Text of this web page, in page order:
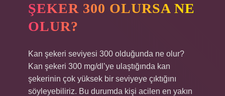
ŞEKER 300 OLURSA NE
OLUR?
Kan şekeri seviyesi 300 olduğunda ne olur?
Kan şekeri 300 mg/dl’ye ulaştığında kan
şekerinin çok yüksek bir seviyeye çıktığını
söyleyebiliriz. Bu durumda kişi acilen en yakın